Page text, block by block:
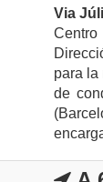
Via
para la
de